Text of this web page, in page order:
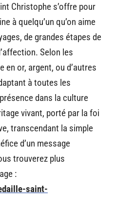
Christophe s’offre pour
à quelqu’un qu’on aime
de grandes étapes de
Selon les
en or, argent, ou d’autres
à toutes les
dans la culture
vivant, porté par la foi
transcendant la simple
d’un message
trouverez plus
:
saint-